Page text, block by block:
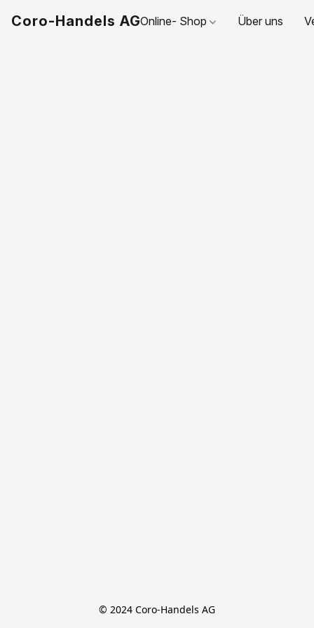
Coro-Handels AGOnline- Shop Über uns
© 2024 Coro-Handels AG